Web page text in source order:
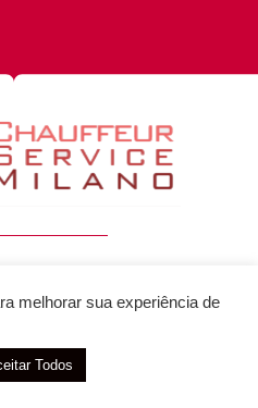
Milano - Italia
ELEMENTWEB
melhorar sua experiência de
Todos
/ Orçamento Via WhatsApp